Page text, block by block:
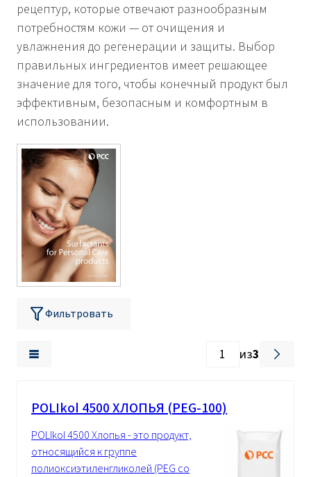
рецептур, которые отвечают разнообразным
потребностям кожи — от очищения и
увлажнения до регенерации и защиты. Выбор
правильных ингредиентов имеет решающее
значение для того, чтобы конечный продукт был
эффективным, безопасным и комфортным в
использовании.
Фильтровать
из3
POLIkol 4500 ХЛОПЬЯ (PEG-100)
POLIkol 4500 Хлопья - это продукт,
относящийся к группе
полиоксиэтиленгликолей (PEG со